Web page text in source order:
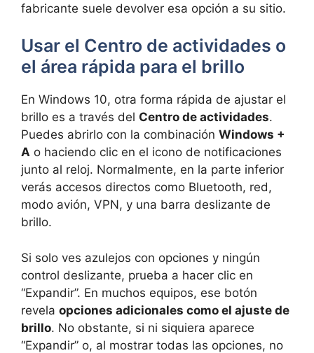
fabricante suele devolver esa opción a su sitio.
Usar el Centro de actividades o
el área rápida para el brillo
En Windows 10, otra forma rápida de ajustar el
brillo es a través del Centro de actividades.
Puedes abrirlo con la combinación Windows +
A o haciendo clic en el icono de notificaciones
junto al reloj. Normalmente, en la parte inferior
verás accesos directos como Bluetooth, red,
modo avión, VPN, y una barra deslizante de
brillo.
Si solo ves azulejos con opciones y ningún
control deslizante, prueba a hacer clic en
“Expandir”. En muchos equipos, ese botón
revela opciones adicionales como el ajuste de
brillo. No obstante, si ni siquiera aparece
“Expandir” o, al mostrar todas las opciones, no